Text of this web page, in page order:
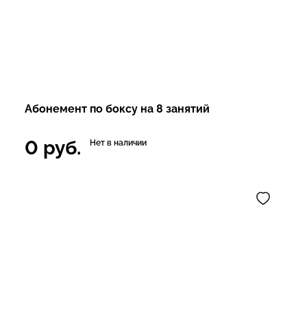
Абонемент по боксу на 8 занятий
0 руб. Нет в наличии